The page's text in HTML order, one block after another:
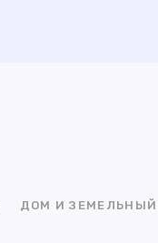
ДОМ И ЗЕМЕЛЬНЫЙ